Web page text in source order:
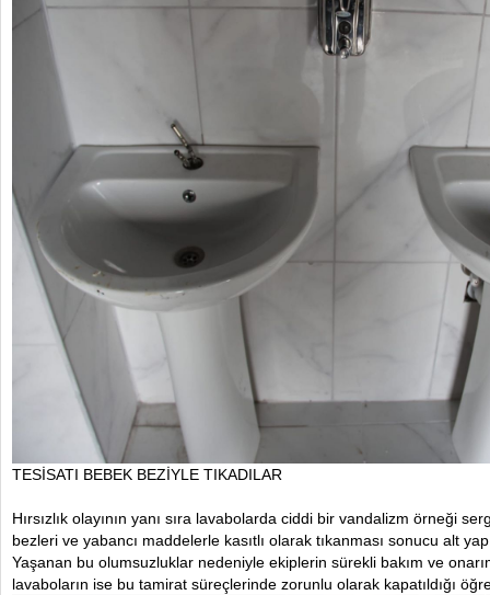
TESİSATI BEBEK BEZİYLE TIKADILAR
Hırsızlık olayının yanı sıra lavabolarda ciddi bir vandalizm örneği
bezleri ve yabancı maddelerle kasıtlı olarak tıkanması sonucu alt
Yaşanan bu olumsuzluklar nedeniyle ekiplerin sürekli bakım ve
lavaboların ise bu tamirat süreçlerinde zorunlu olarak kapatıldığı